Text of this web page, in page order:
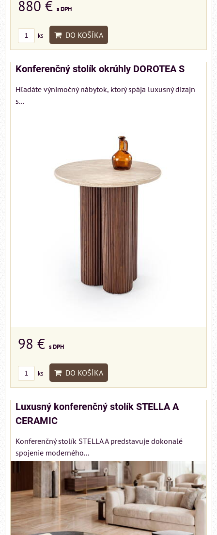
880 € s DPH
ks DO KOŠÍKA
Konferenčný stolík okrúhly DOROTEA S
Hľadáte výnimočný nábytok, ktorý spája luxusný dizajn
s...
98 € s DPH
ks DO KOŠÍKA
Luxusný konferenčný stolík STELLA A
CERAMIC
Konferenčný stolík STELLA A predstavuje dokonalé
spojenie moderného...